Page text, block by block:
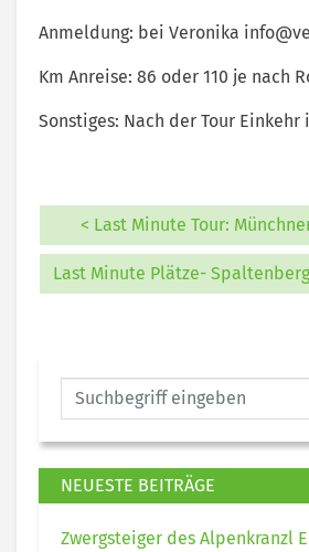
Anmeldung: bei Veronika
Km Anreise: 86 oder 110 je nach
Sonstiges: Nach der Tour Einkehr
< Last Minute Tour:
Last Minute Plätze-
NEUESTE BEITRÄGE
Zwergsteiger des Alpenkranzl